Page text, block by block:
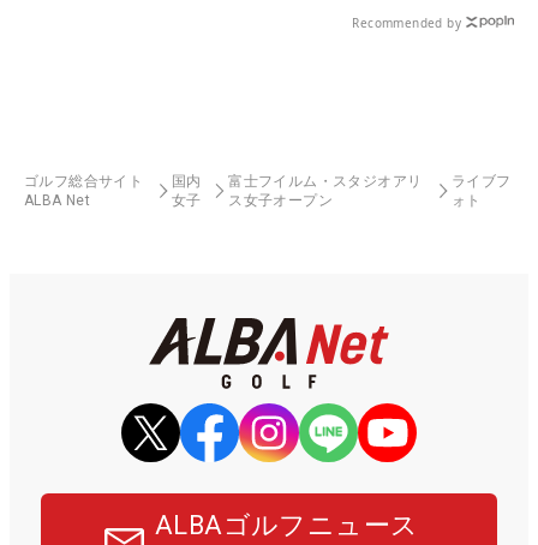
Recommended by
ゴルフ総合サイト
ALBA Net
国内
女子
富士フイルム・スタジオアリ
ス女子オープン
ライブフ
ォト
ALBAゴルフニュース